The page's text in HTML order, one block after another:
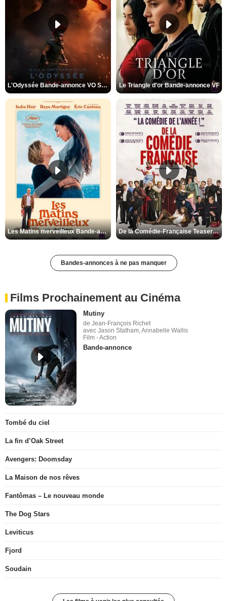
L'Odyssée Bande-annonce VO STFR Le Triangle d'or Bande-annonce VF
Les Matins merveilleux Bande-annonce VF De la Comédie-Française Teaser VF
Bandes-annonces à ne pas manquer
Films Prochainement au Cinéma
Mutiny
de Jean-François Richet
avec Jason Statham, Annabelle Wallis
Film - Action
Bande-annonce
Tombé du ciel
La fin d’Oak Street
Avengers: Doomsday
La Maison de nos rêves
Fantômas – Le nouveau monde
The Dog Stars
Leviticus
Fjord
Soudain